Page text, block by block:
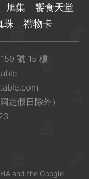
旭集
饗食天堂
珠 禮物卡
號 15 樓
定假日除外）
and the Google